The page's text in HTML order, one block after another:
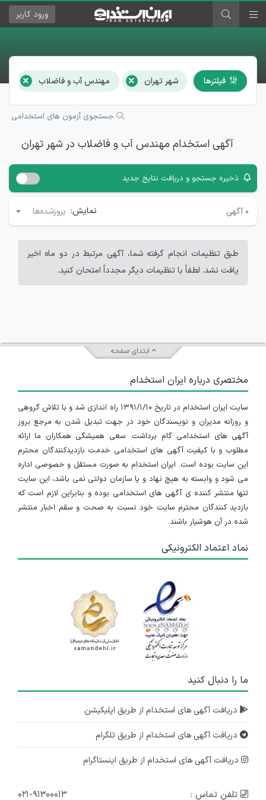
ورود کاربر
فیلترها شهر تهران × مهندس آب و فاضلاب ×
جستجوی آزمون های استخدامی
آگهی استخدام مهندس آب و فاضلاب در شهر تهران
ذخیره جستجو و دریافت نتایج جدید
۰ آگهی نمایش: بروزشده‌ها
طبق تنظیمات انجام گرفته شما، آگهی مرتبط در دو ماه اخیر
یافت نشد. لطفاً با تنظیمات دیگر مجدداً امتحان کنید.
ابتدای صفحه
مختصری درباره ایران استخدام
سایت ایران استخدام در تاریخ ۱۳۹۱/۱/۱۰ راه اندازی شد و با تلاش گروهی
و روزانه مدیران و نویسندگان خود در جهت تبدیل شدن به مرجع بروز
آگهی های استخدامی گام برداشت. سعی همیشگی همکاران ما ارائه
مطلوب و با کیفیت آگهی های استخدامی خدمت بازدیدکنندگان محترم
این سایت بوده است. ایران استخدام به صورت مستقل و خصوصی اداره
می شود و وابسته به هیچ نهاد و یا سازمان دولتی نمی باشد، این سایت
تنها منتشر کننده ی آگهی های استخدامی بوده و بنابراین لازم است که
بازدید کنندگان محترم سایت خود نسبت به صحت و سقم اخبار منتشر
شده در آن هوشیار باشند.
نماد اعتماد الکترونیکی
ما را دنبال کنید
دریافت آگهی های استخدام از طریق اپلیکیشن
دریافت آگهی های استخدام از طریق تلگرام
دریافت آگهی های استخدام از طریق اینستاگرام
تلفن تماس : ۰۲۱-۹۱۳۰۰۰۱۳